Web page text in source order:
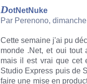
DotNetNuke
Par Perenono,
Cette semaine j'ai pu
monde .Net, et oui tout
mais il est vrai que cet
Studio Express puis de
faire une mise en